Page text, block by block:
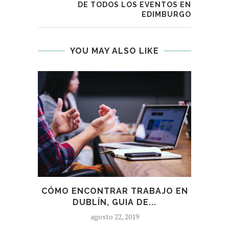
DE TODOS LOS EVENTOS EN
EDIMBURGO
YOU MAY ALSO LIKE
CÓMO ENCONTRAR TRABAJO EN
DUBLÍN, GUIA DE...
agosto 22, 2019